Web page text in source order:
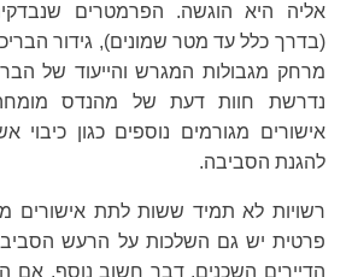
אליה היא הוגשה. הפרמטרים
(בדרך כלל עד מטר שמונים), גידור
מרחק מגבולות המגרש והייעוד של
נדרשת חוות דעת של מהנדס מומחה
אישורים מגורמים נוספים כגון
להגנת הסביבה.
רשויות לא תמיד ששות לתת אישורים
פרטית יש גם השלכות על הרעש
הדיירים השכנים. דבר חשוב נוסף, אם